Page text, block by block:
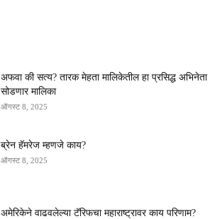
अफवा की सत्य? तारक मेहता मालिकेतील हा प्रसिद्ध अभिनेता
सोडणार मालिका
ऑगस्ट 8, 2025
ब्रेन हॅमरेज म्हणजे काय?
ऑगस्ट 8, 2025
अमेरिकेने वाढवलेल्या टॅरिफचा महाराष्ट्रावर काय परिणाम?